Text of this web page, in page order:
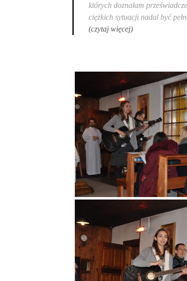
których doznałam
ciężkich sytuacji nadal być
(czytaj więcej)